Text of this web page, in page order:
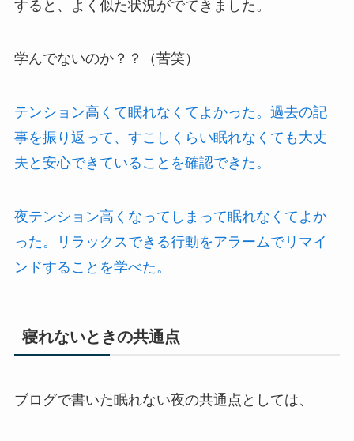
すると、よく似た状況がでてきました。
学んでないのか？？（苦笑）
テンション高くて眠れなくてよかった。過去の記
事を振り返って、すこしくらい眠れなくても大丈
夫と安心できていることを確認できた。
夜テンション高くなってしまって眠れなくてよか
った。リラックスできる行動をアラームでリマイ
ンドすることを学べた。
寝れないときの共通点
ブログで書いた眠れない夜の共通点としては、